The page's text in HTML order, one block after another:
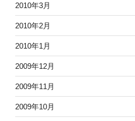
2010年3月
2010年2月
2010年1月
2009年12月
2009年11月
2009年10月